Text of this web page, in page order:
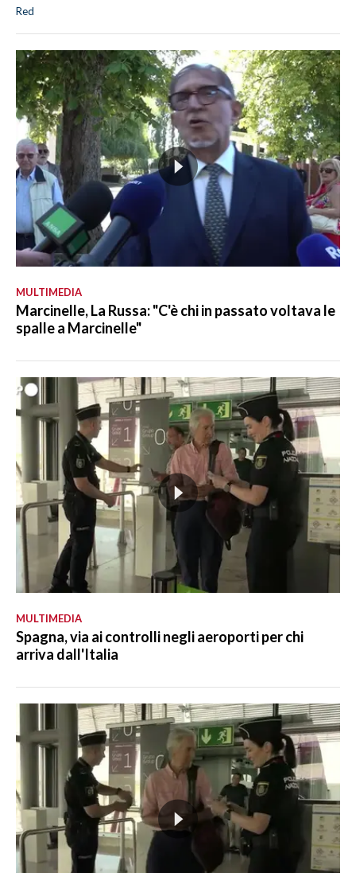
Red
MULTIMEDIA
Marcinelle, La Russa: "C'è chi in passato voltava le
spalle a Marcinelle"
MULTIMEDIA
Spagna, via ai controlli negli aeroporti per chi
arriva dall'Italia